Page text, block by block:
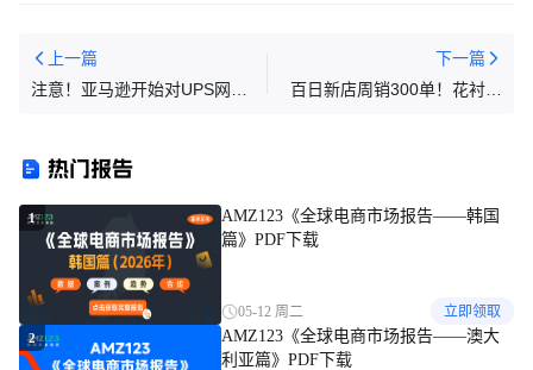
上一篇
注意！亚马逊开始对UPS网点
下一篇
百日新店周销300单！花衬衫
热门报告
1
AMZ123《全球电商市场报告——韩国
篇》PDF下载
05-12 周二 立即领取
2
AMZ123《全球电商市场报告——澳大
利亚篇》PDF下载